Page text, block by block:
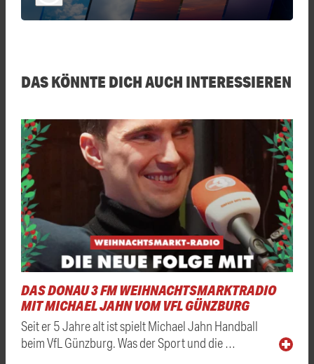
DAS KÖNNTE DICH AUCH INTERESSIEREN
DAS DONAU 3 FM WEIHNACHTSMARKTRADIO
MIT MICHAEL JAHN VOM VFL GÜNZBURG
Seit er 5 Jahre alt ist spielt Michael Jahn Handball
beim VfL Günzburg. Was der Sport und die …